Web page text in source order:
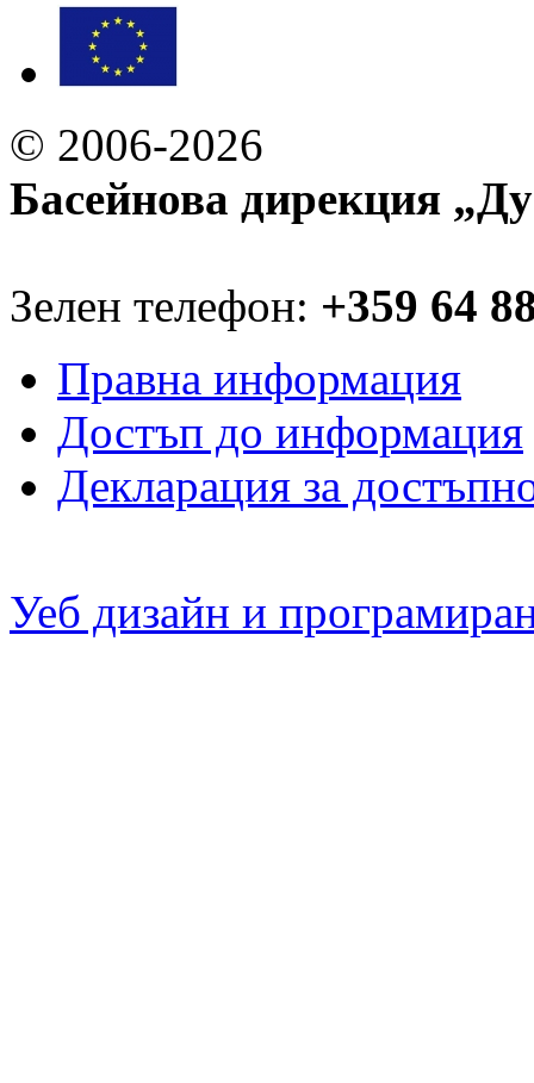
© 2006-2026
Басейнова дирекция
Зелен телефон: +359 64
Правна информация
Достъп до информация
Декларация за
Уеб дизайн и